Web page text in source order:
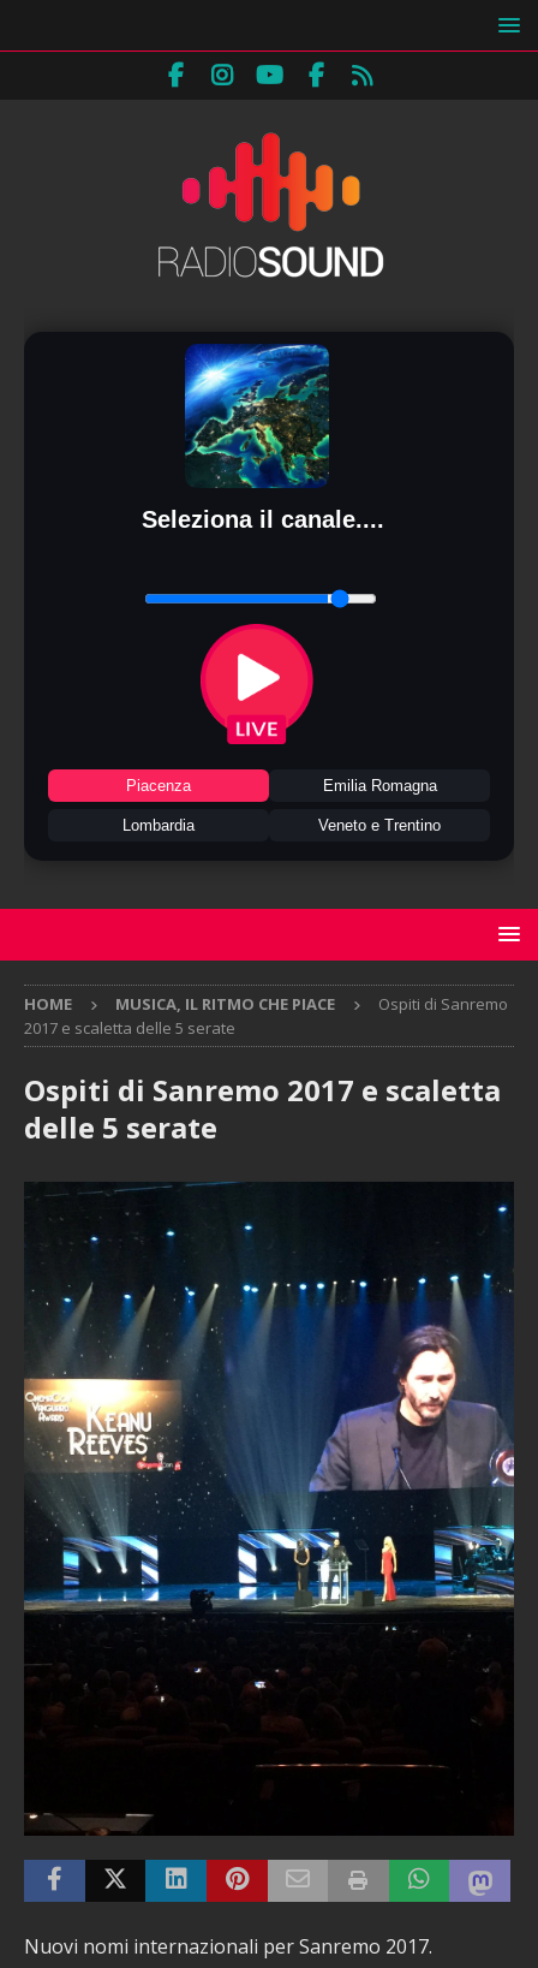
Seleziona il canale....
Piacenza Emilia Romagna
Lombardia Veneto e Trentino
HOME MUSICA, IL RITMO CHE PIACE
Ospiti di Sanremo
2017 e scaletta delle 5 serate
Ospiti di Sanremo 2017 e scaletta
delle 5 serate
Nuovi nomi internazionali per Sanremo 2017.